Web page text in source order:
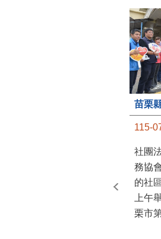
115-
社團
務協
的社
上午
栗市
的據